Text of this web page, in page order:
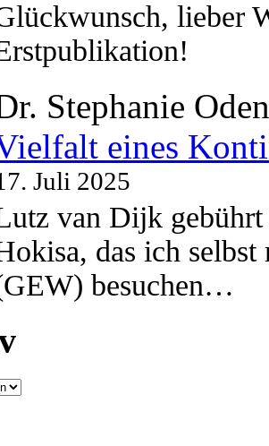
lieber
Stephanie
eines
Juli 2025
van Dijk
das ich
besuchen…